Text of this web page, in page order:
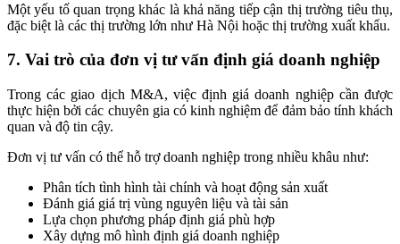
Một yếu tố quan trọng khác là khả năng tiếp cận thị trường tiêu thụ,
đặc biệt là các thị trường lớn như Hà Nội hoặc thị trường xuất khẩu.
7. Vai trò của đơn vị tư vấn định giá doanh nghiệp
Trong các giao dịch M&A, việc định giá doanh nghiệp cần được
thực hiện bởi các chuyên gia có kinh nghiệm để đảm bảo tính khách
quan và độ tin cậy.
Đơn vị tư vấn có thể hỗ trợ doanh nghiệp trong nhiều khâu như:
Phân tích tình hình tài chính và hoạt động sản xuất
Đánh giá giá trị vùng nguyên liệu và tài sản
Lựa chọn phương pháp định giá phù hợp
Xây dựng mô hình định giá doanh nghiệp